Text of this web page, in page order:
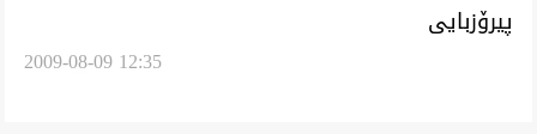
پیرۆزبایی
2009-08-09 12:35